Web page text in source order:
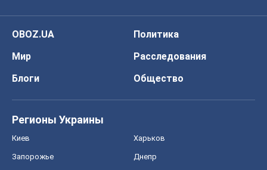
OBOZ.UA
Политика
Мир
Расследования
Блоги
Общество
Регионы Украины
Киев Харьков
Запорожье Днепр